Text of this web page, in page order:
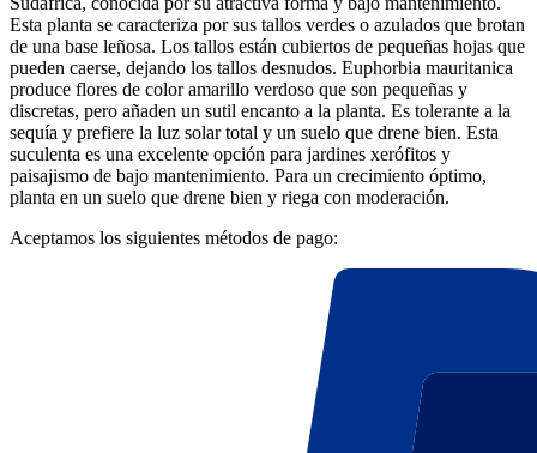
Esta planta se caracteriza por sus tallos verdes o azulados que brotan
de una base leñosa. Los tallos están cubiertos de pequeñas hojas que
pueden caerse, dejando los tallos desnudos. Euphorbia mauritanica
produce flores de color amarillo verdoso que son pequeñas y
discretas, pero añaden un sutil encanto a la planta. Es tolerante a la
sequía y prefiere la luz solar total y un suelo que drene bien. Esta
suculenta es una excelente opción para jardines xerófitos y
paisajismo de bajo mantenimiento. Para un crecimiento óptimo,
planta en un suelo que drene bien y riega con moderación.
Aceptamos los siguientes métodos de pago: